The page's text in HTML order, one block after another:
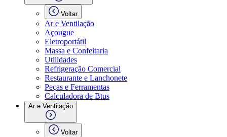
Voltar
Ar e Ventilação
Açougue
Eletroportátil
Massa e Confeitaria
Utilidades
Refrigeração Comercial
Restaurante e Lanchonete
Peças e Ferramentas
Calculadora de Btus
Ar e Ventilação
Voltar